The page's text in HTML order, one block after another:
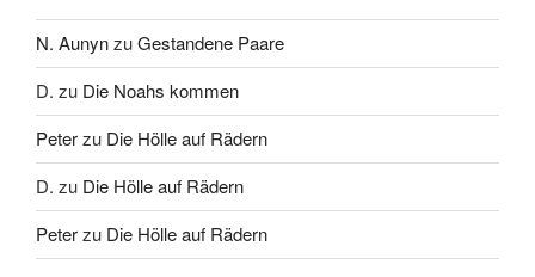
N. AunynzuGestandene Paare
D. zu Die Noahs kommen
Peterzu Die Hölle auf Rädern
D. zu Die Hölle auf Rädern
Peterzu Die Hölle auf Rädern